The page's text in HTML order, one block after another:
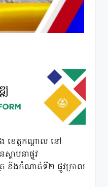
ខេត្តកណ្ដាល នៅ
ាបនាផ្លូវ
និងកំណាត់ទី២ ផ្លូវក្រាល